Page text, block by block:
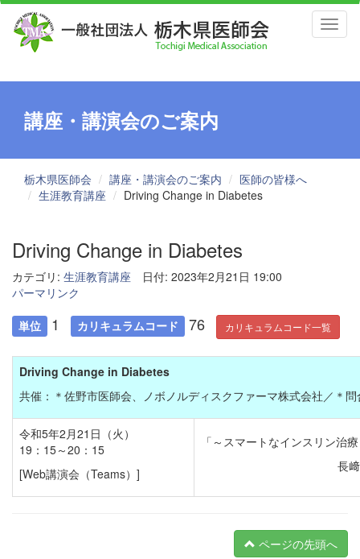
講座・講演会のご案内
栃木県医師会 講座・講演会のご案内
医師の皆様へ
生涯教育講座
Driving Change in Diabetes
Driving Change in Diabetes
カテゴリ: 生涯教育講座
日付: 2023年2月21日 19:00
パーマリンク
単位 1 カリキュラムコード 76 カリキュラムコード一覧
Driving Change in Diabetes
共催：＊佐野市医師会、ノボノルディスクファーマ株式会社／＊
令和5年2月21日（火）
19：15～20：15
[Web講演会（Teams）]
「～スマートなインスリン治
長
ページの先頭へ